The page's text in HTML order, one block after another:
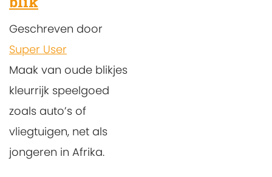
Geschreven door
Super User
Maak van oude blikjes
kleurrijk speelgoed
zoals auto’s of
vliegtuigen, net als
jongeren in Afrika.